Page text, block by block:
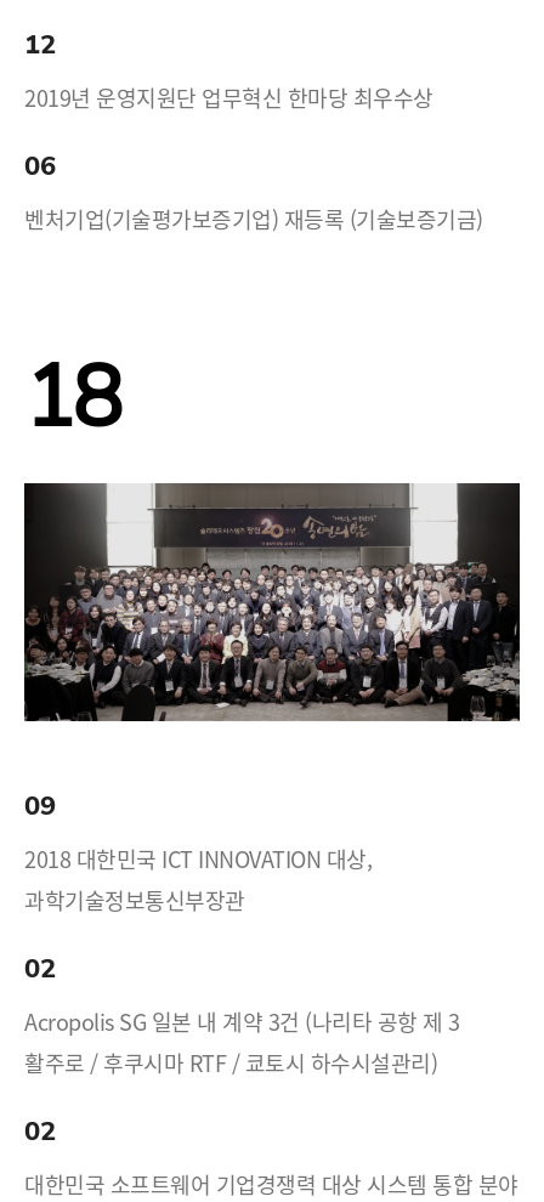
12
2019년 운영지원단 업무혁신 한마당 최우수상
06
벤처기업(기술평가보증기업) 재등록 (기술보증기금)
18
09
2018 대한민국 ICT INNOVATION 대상,
과학기술정보통신부장관
02
Acropolis SG 일본 내 계약 3건 (나리타 공항 제 3
활주로 / 후쿠시마 RTF / 쿄토시 하수시설관리)
02
대한민국 소프트웨어 기업경쟁력 대상 시스템 통합 분야